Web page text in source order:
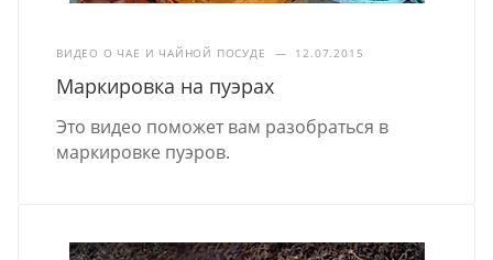
ВИДЕО О ЧАЕ И ЧАЙНОЙ ПОСУДЕ — 12.07.2015
Маркировка на пуэрах
Это видео поможет вам разобраться в
маркировке пуэров.